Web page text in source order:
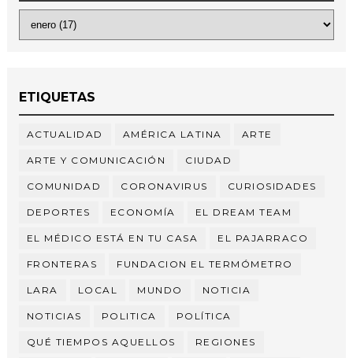
ETIQUETAS
ACTUALIDAD AMÉRICA LATINA ARTE
ARTE Y COMUNICACIÓN CIUDAD
COMUNIDAD CORONAVIRUS CURIOSIDADES
DEPORTES ECONOMÍA EL DREAM TEAM
EL MÉDICO ESTÁ EN TU CASA EL PAJARRACO
FRONTERAS FUNDACION EL TERMÓMETRO
LARA LOCAL MUNDO NOTICIA
NOTICIAS POLITICA POLÍTICA
QUÉ TIEMPOS AQUELLOS REGIONES